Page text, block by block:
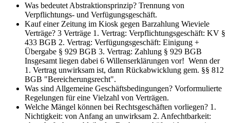
Was bedeutet Abstraktionsprinzip? Trennung von
Verpflichtungs- und Verfügungsgeschäft.
Kauf einer Zeitung im Kiosk gegen Barzahlung Wieviele
Verträge? 3 Verträge 1. Vertrag: Verpflichtungsgeschäft: KV §
433 BGB 2. Vertrag: Verfügungsgeschäft: Einigung +
Übergabe § 929 BGB 3. Vertrag: Zahlung § 929 BGB
Insgesamt liegen dabei 6 Willenserklärungen vor! Wenn der
1. Vertrag unwirksam ist, dann Rückabwicklung gem. §§ 812
BGB "Bereicherungsrecht".
Was sind Allgemeine Geschäftsbedingungen? Vorformulierte
Regelungen für eine Vielzahl von Verträgen.
Welche Mängel können bei Rechtsgeschäften vorliegen? 1.
Nichtigkeit: von Anfang an unwirksam 2. Anfechtbarkeit: